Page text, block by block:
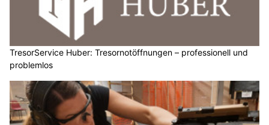
TresorService Huber: Tresornotöffnungen – professionell und
problemlos